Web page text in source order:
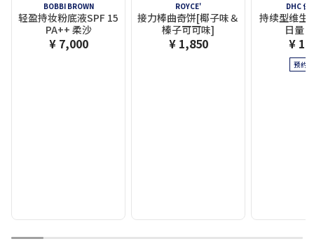
BOBBI BROWN
轻盈持妆粉底液SPF 15
PA++ 柔沙
¥ 7,000
ROYCE'
接力棒曲奇饼[椰子味＆
榛子可可味]
¥ 1,850
DHC 保
持续型维生
日量
¥
预约
1 2 3 4 5 6 7 8 9